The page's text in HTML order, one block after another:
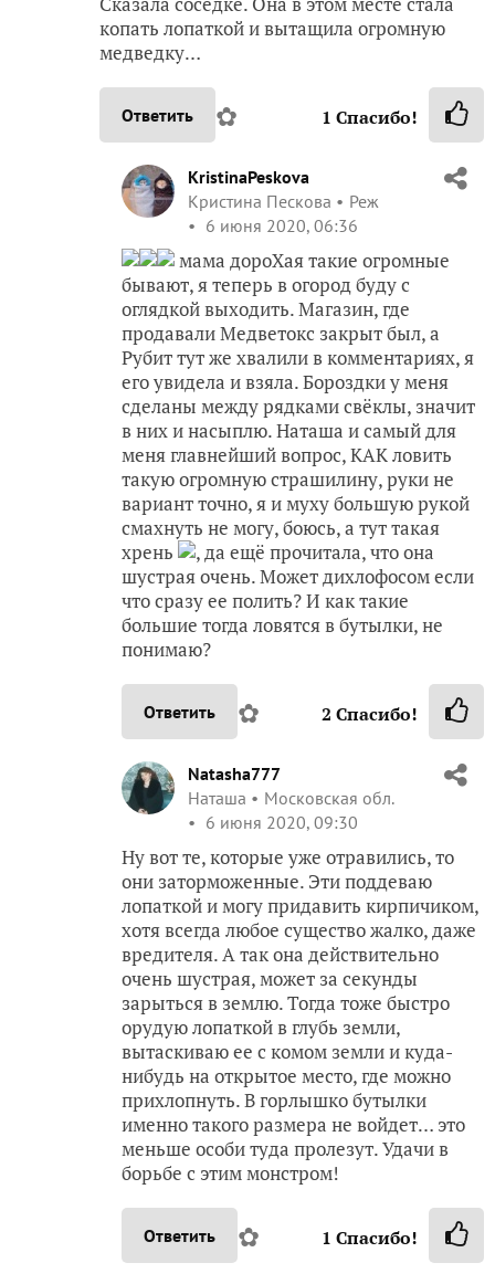
копать лопаткой и вытащила огромную
медведку…
Ответить ✿ 1 Спасибо!
KristinaPeskova
Кристина Пескова
Реж
6 июня 2020, 06:36
мама дороХая такие огромные
бывают, я теперь в огород буду с
оглядкой выходить. Магазин, где
продавали Медветокс закрыт был, а
Рубит тут же хвалили в комментариях, я
его увидела и взяла. Бороздки у меня
сделаны между рядками свёклы, значит
в них и насыплю. Наташа и самый для
меня главнейший вопрос, КАК ловить
такую огромную страшилину, руки не
вариант точно, я и муху большую рукой
смахнуть не могу, боюсь, а тут такая
хрень
, да ещё прочитала, что она
шустрая очень. Может дихлофосом если
что сразу ее полить? И как такие
большие тогда ловятся в бутылки, не
понимаю?
Ответить ✿ 2 Спасибо!
Natasha777
Наташа
Московская обл.
6 июня 2020, 09:30
Ну вот те, которые уже отравились, то
они заторможенные. Эти поддеваю
лопаткой и могу придавить кирпичиком,
хотя всегда любое существо жалко, даже
вредителя. А так она действительно
очень шустрая, может за секунды
зарыться в землю. Тогда тоже быстро
орудую лопаткой в глубь земли,
вытаскиваю ее с комом земли и куда-
нибудь на открытое место, где можно
прихлопнуть. В горлышко бутылки
именно такого размера не войдет… это
меньше особи туда пролезут. Удачи в
борьбе с этим монстром!
Ответить ✿ 1 Спасибо!